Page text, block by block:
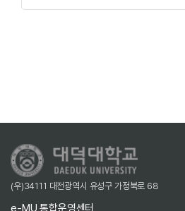
(우)34111 대전광역시 유성구 가정북로 68
e-MU 통합운영센터